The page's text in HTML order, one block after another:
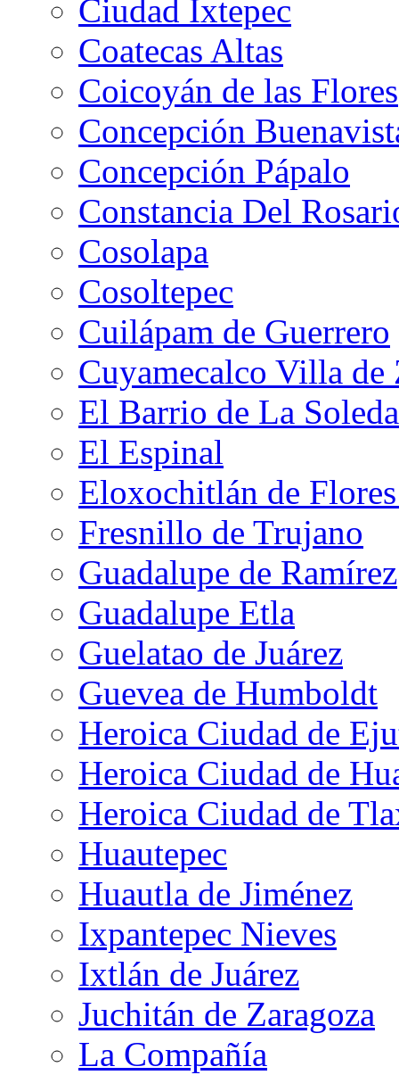
Ciudad Ixtepec
Coatecas Altas
Coicoyán de las Flores
Concepción
Concepción Pápalo
Constancia Del
Cosolapa
Cosoltepec
Cuilápam de Guerrero
Cuyamecalco Villa de
El Barrio de La
El Espinal
Eloxochitlán de
Fresnillo de Trujano
Guadalupe de Ramírez
Guadalupe Etla
Guelatao de Juárez
Guevea de Humboldt
Heroica Ciudad de
Heroica Ciudad de
Heroica Ciudad de
Huautepec
Huautla de Jiménez
Ixpantepec Nieves
Ixtlán de Juárez
Juchitán de Zaragoza
La Compañía